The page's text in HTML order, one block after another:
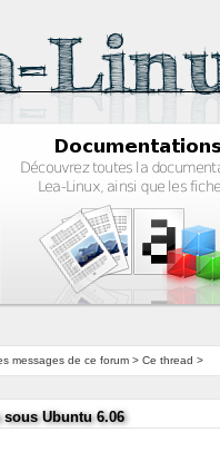
messages de ce forum> Ce thread >
Ubuntu 6.06